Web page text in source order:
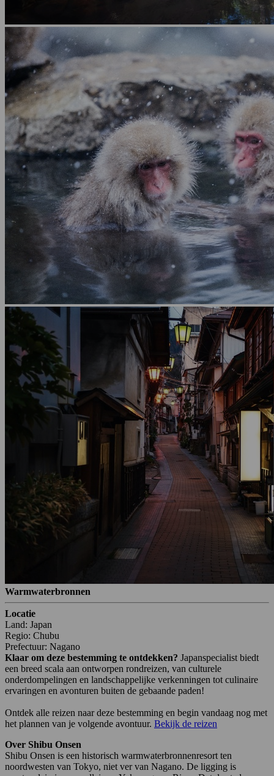
Warmwaterbronnen
Locatie
Land: Japan
Regio: Chubu
Prefectuur: Nagano
Klaar om deze bestemming te ontdekken? Japanspecialist biedt
een breed scala aan ontworpen rondreizen, van culturele
onderdompelingen en landschappelijke verkenningen tot culinaire
ervaringen en avonturen buiten de gebaande paden!
Ontdek alle reizen naar deze bestemming en begin vandaag nog met
het plannen van je volgende avontuur. Bekijk de reizen
Over Shibu Onsen
Shibu Onsen is een historisch warmwaterbronnenresort ten
noordwesten van Tokyo, niet ver van Nagano. De ligging is